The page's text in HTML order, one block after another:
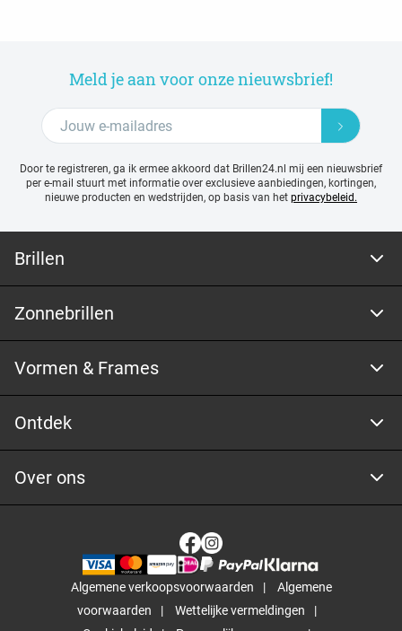
Meld je aan voor onze nieuwsbrief!
Door te registreren, ga ik ermee akkoord dat Brillen24.nl mij een nieuwsbrief
per e-mail stuurt met informatie over exclusieve aanbiedingen, kortingen,
nieuwe producten en wedstrijden, op basis van het privacybeleid.
Brillen
Zonnebrillen
Vormen & Frames
Ontdek
Over ons
Algemene verkoopsvoorwaarden
Algemene
voorwaarden
Wettelijke vermeldingen